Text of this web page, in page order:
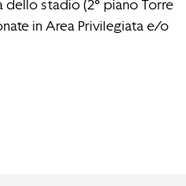
dello stadio (2° piano Torre
in Area Privilegiata e/o